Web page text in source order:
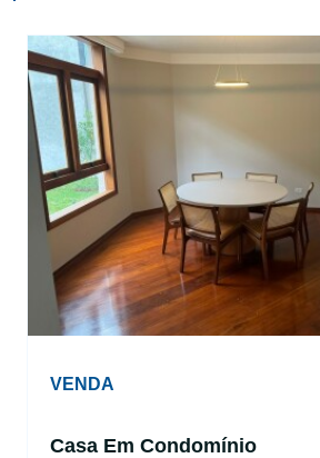
VENDA
Casa Em Condomínio